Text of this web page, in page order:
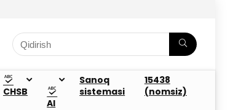
CHSB
AI
Sanoq
sistemasi
15438
(nomsiz)